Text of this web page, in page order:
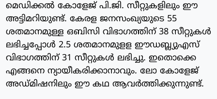
മെഡിക്കല്‍ കോളേജ് പി.ജി. സീറ്റുകളിലും ഈ
അട്ടിമറിയുണ്ട്. കേരള ജനസംഖ്യയുടെ 55
ശതമാനമുള്ള ഒബിസി വിഭാഗത്തിന് 38 സീറ്റുകള്‍
ലഭിച്ചപ്പോള്‍ 2.5 ശതമാനമുളള ഈഡബ്ല്യുഎസ്
വിഭാഗത്തിന് 31 സീറ്റുകള്‍ ലഭിച്ചു. ഇതൊക്കെ
എങ്ങനെ ന്യായീകരിക്കാനാവും. ലോ കോളേജ്
അഡ്മിഷനിലും ഈ കഥ ആവര്‍ത്തിക്കുന്നുണ്ട്.